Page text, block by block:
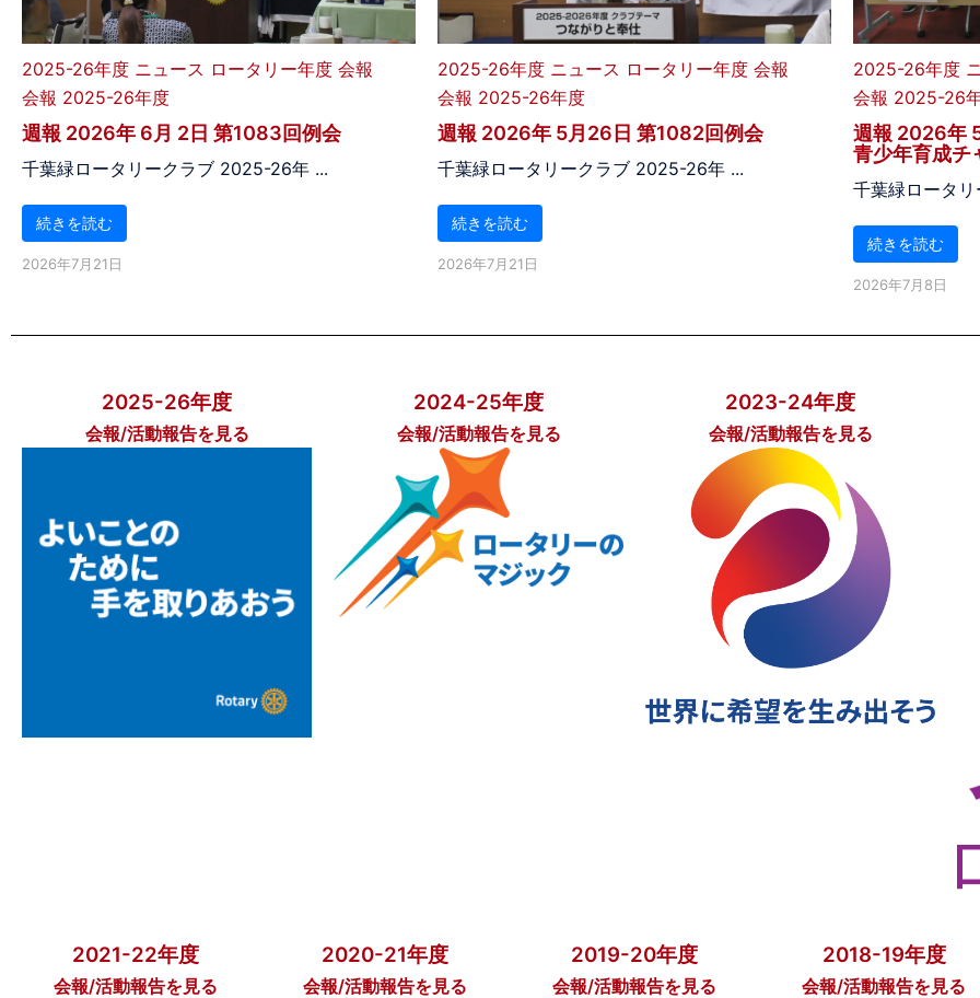
2025-26年度 ニュース ロータリー年度 会報
会報 2025-26年度
週報 2026年 6月 2日 第1083回例会
千葉緑ロータリークラブ 2025-26年 ...
続きを読む
2026年7月21日
2025-26年度 ニュース ロータリー年度 会報
会報 2025-26年度
週報 2026年 5月26日 第1082回例会
千葉緑ロータリークラブ 2025-26年 ...
続きを読む
2026年7月21日
2025-26年度
会報 2025-26
週報 2026年
青少年育成チ
千葉緑ロータ
続きを読む
2026年7月8日
2025-26年度
会報/活動報告を見る
2024-25年度
会報/活動報告を見る
2023-24年度
会報/活動報告を見る
2021-22年度
会報/活動報告を見る
2020-21年度
会報/活動報告を見る
2019-20年度
会報/活動報告を見る
2018-19年度
会報/活動報告を見る